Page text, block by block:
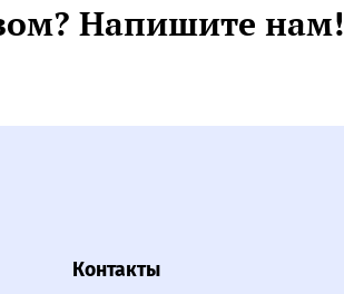
Напишите нам!
Контакты